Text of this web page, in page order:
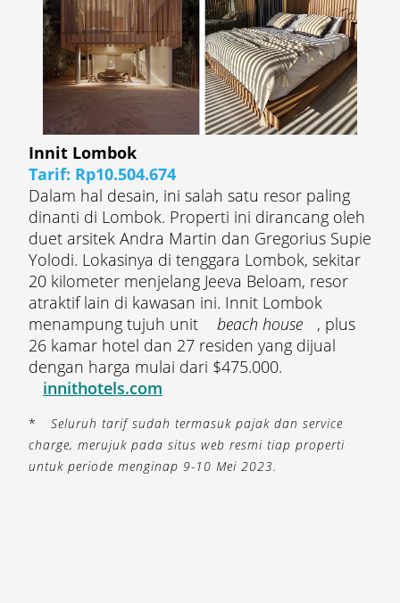
Innit Lombok
Tarif: Rp10.504.674
Dalam hal desain, ini salah satu resor paling
dinanti di Lombok. Properti ini dirancang oleh
duet arsitek Andra Martin dan Gregorius Supie
Yolodi. Lokasinya di tenggara Lombok, sekitar
20 kilometer menjelang Jeeva Beloam, resor
atraktif lain di kawasan ini. Innit Lombok
menampung tujuh unit
beach house
, plus
26 kamar hotel dan 27 residen yang dijual
dengan harga mulai dari $475.000.
innithotels.com
*
Seluruh tarif sudah termasuk pajak dan service
charge, merujuk pada situs web resmi tiap properti
untuk periode menginap 9-10 Mei 2023.